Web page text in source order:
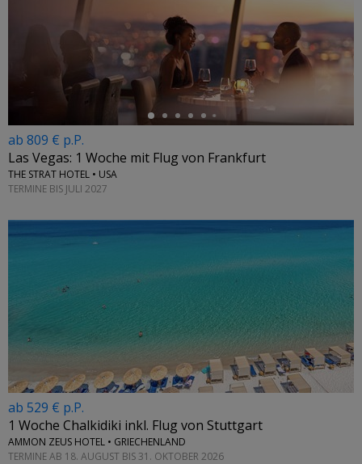
ab 809 € p.P.
Las Vegas: 1 Woche mit Flug von Frankfurt
THE STRAT HOTEL • USA
TERMINE BIS JULI 2027
ab 529 € p.P.
1 Woche Chalkidiki inkl. Flug von Stuttgart
AMMON ZEUS HOTEL • GRIECHENLAND
TERMINE AB 18. AUGUST BIS 31. OKTOBER 2026